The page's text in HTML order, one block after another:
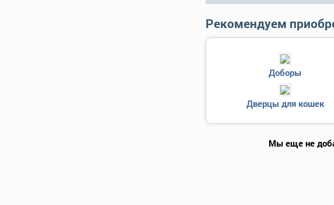
Рекомендуем
Доборы
Дверцы для кошек
Мы еще не